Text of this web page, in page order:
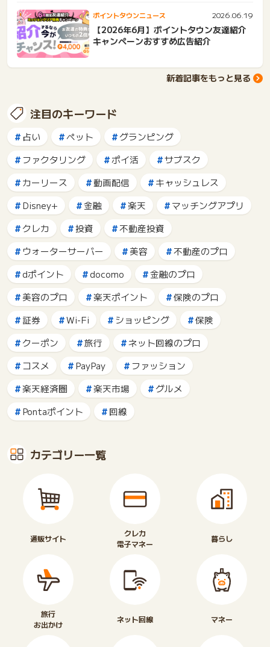
ポイントタウンニュース 2026.06.19
【2026年6月】ポイントタウン友達紹介
キャンペーンおすすめ広告紹介
新着記事をもっと見る
注目のキーワード
占い ペット
グランピング
ファクタリング
ポイ活
サブスク
カーリース
動画配信
キャッシュレス
Disney+
金融 楽天
マッチングアプリ
クレカ
投資
不動産投資
ウォーターサーバー
美容
不動産のプロ
dポイント
docomo
金融のプロ
美容のプロ
楽天ポイント
保険のプロ
証券
Wi-Fi ショッピング
保険
クーポン
旅行
ネット回線のプロ
コスメ
PayPay
ファッション
楽天経済圏
楽天市場
グルメ
Pontaポイント
回線
カテゴリー一覧
通販サイト
クレカ
電子マネー
暮らし
旅行
お出かけ
ネット回線 マネー